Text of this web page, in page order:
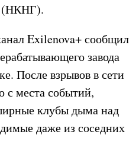
(НКНГ).
Exilenova+ сообщил
завода
После взрывов в сети
с места событий,
клубы дыма над
даже из соседних